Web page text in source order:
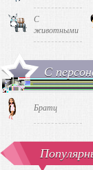
С
животными
С
Братц